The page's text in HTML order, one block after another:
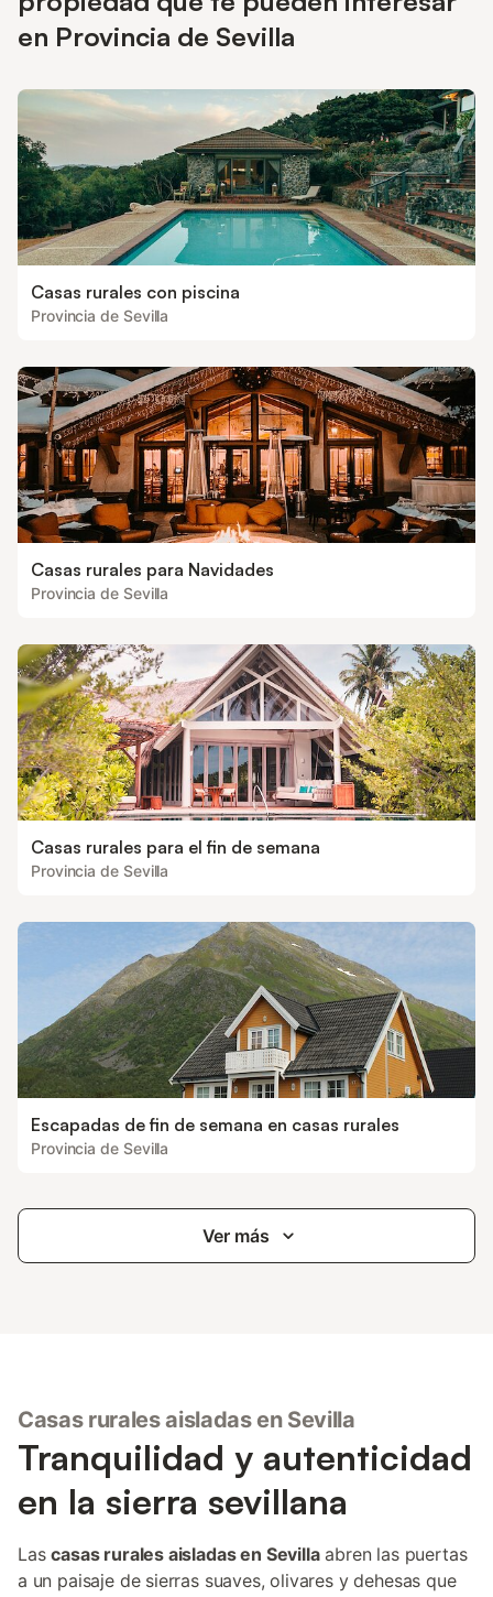
en Provincia de Sevilla
Casas rurales con piscina
Provincia de Sevilla
Casas rurales para Navidades
Provincia de Sevilla
Casas rurales para el fin de semana
Provincia de Sevilla
Escapadas de fin de semana en casas rurales
Provincia de Sevilla
Ver más
Casas rurales aisladas en Sevilla
Tranquilidad y autenticidad
en la sierra sevillana
Lascasas rurales aisladas en Sevillaabren las puertas
a un paisaje de sierras suaves, olivares y dehesas que